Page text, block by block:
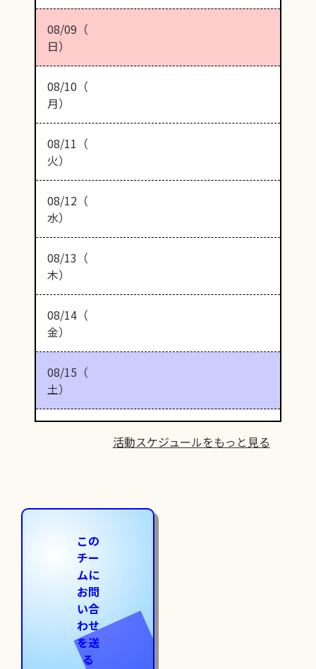
08/09（
日）
08/10（
月）
08/11（
火）
08/12（
水）
08/13（
木）
08/14（
金）
08/15（
土）
活動スケジュールをもっと見る
この
チー
ムに
お問
い合
わせ
を送
る